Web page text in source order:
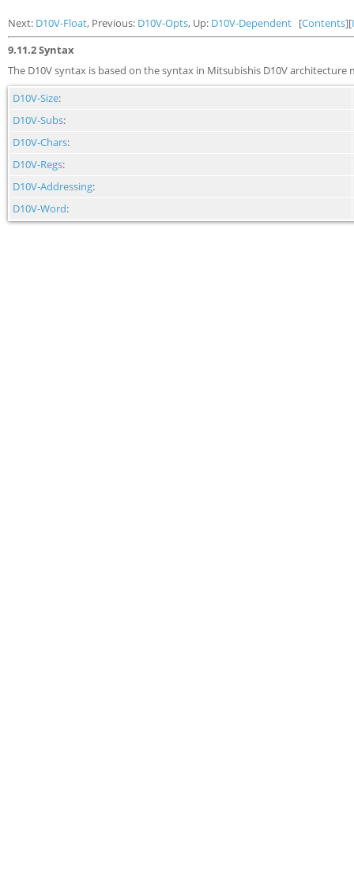
Next: D10V-Float, Previous: D10V-Opts, Up: D10V-Dependent [Contents][
9.11.2 Syntax
The D10V syntax is based on the syntax in Mitsubishis D10V
D10V-Size:
D10V-Subs:
D10V-Chars:
D10V-Regs:
D10V-Addressing:
D10V-Word: